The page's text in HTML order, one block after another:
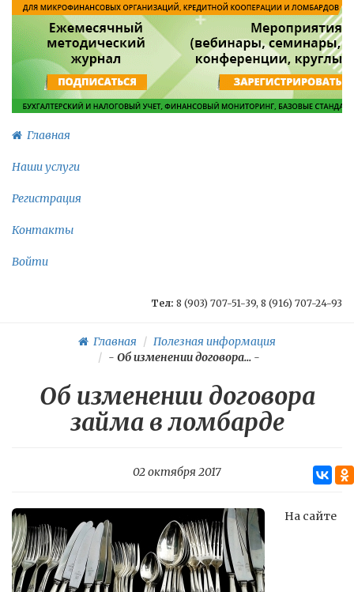
Главная
Наши услуги
Регистрация
Контакты
Войти
Тел: 8 (903) 707-51-39, 8 (916) 707-24-93
Главная
Полезная информация
- Об изменении договора... -
Об изменении договора
займа в ломбарде
02 октября 2017
На сайте